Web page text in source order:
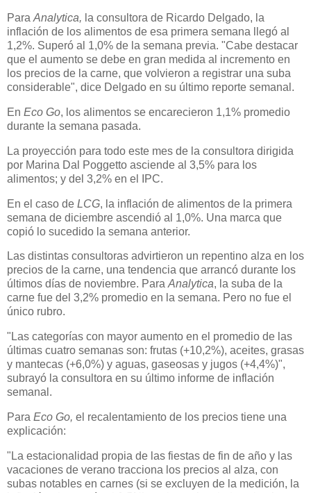
Para Analytica, la consultora de Ricardo Delgado, la
inflación de los alimentos de esa primera semana llegó al
1,2%. Superó al 1,0% de la semana previa. "Cabe destacar
que el aumento se debe en gran medida al incremento en
los precios de la carne, que volvieron a registrar una suba
considerable", dice Delgado en su último reporte semanal.
En Eco Go, los alimentos se encarecieron 1,1% promedio
durante la semana pasada.
La proyección para todo este mes de la consultora dirigida
por Marina Dal Poggetto asciende al 3,5% para los
alimentos; y del 3,2% en el IPC.
En el caso de LCG, la inflación de alimentos de la primera
semana de diciembre ascendió al 1,0%. Una marca que
copió lo sucedido la semana anterior.
Las distintas consultoras advirtieron un repentino alza en los
precios de la carne, una tendencia que arrancó durante los
últimos días de noviembre. Para Analytica, la suba de la
carne fue del 3,2% promedio en la semana. Pero no fue el
único rubro.
"Las categorías con mayor aumento en el promedio de las
últimas cuatro semanas son: frutas (+10,2%), aceites, grasas
y mantecas (+6,0%) y aguas, gaseosas y jugos (+4,4%)",
subrayó la consultora en su último informe de inflación
semanal.
Para Eco Go, el recalentamiento de los precios tiene una
explicación:
"La estacionalidad propia de las fiestas de fin de año y las
vacaciones de verano tracciona los precios al alza, con
subas notables en carnes (si se excluyen de la medición, la